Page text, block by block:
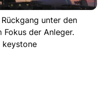
unter den
Fokus der Anleger.